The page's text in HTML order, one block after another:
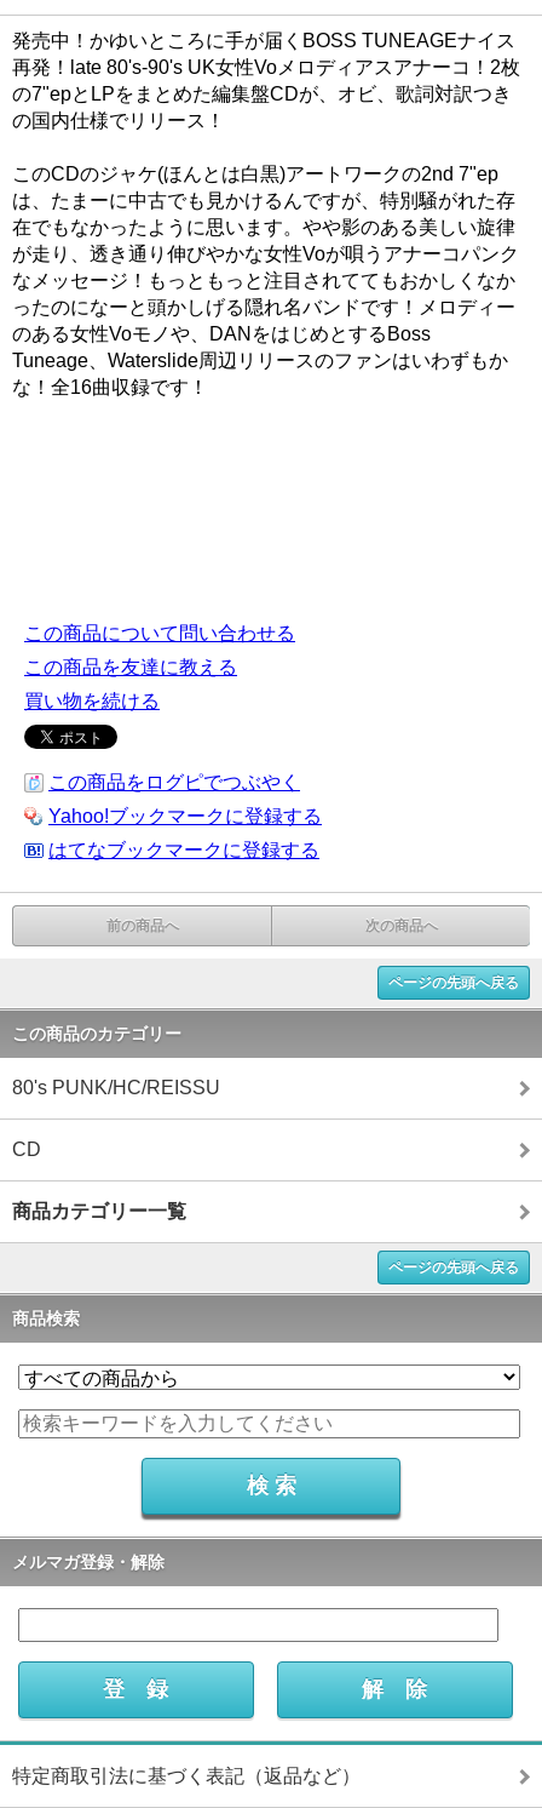
発売中！かゆいところに手が届くBOSS TUNEAGEナイス
再発！late 80's-90's UK女性Voメロディアスアナーコ！2枚
の7"epとLPをまとめた編集盤CDが、オビ、歌詞対訳つき
の国内仕様でリリース！
このCDのジャケ(ほんとは白黒)アートワークの2nd 7"ep
は、たまーに中古でも見かけるんですが、特別騒がれた存
在でもなかったように思います。やや影のある美しい旋律
が走り、透き通り伸びやかな女性Voが唄うアナーコパンク
なメッセージ！もっともっと注目されててもおかしくなか
ったのになーと頭かしげる隠れ名バンドです！メロディー
のある女性Voモノや、DANをはじめとするBoss
Tuneage、Waterslide周辺リリースのファンはいわずもか
な！全16曲収録です！
この商品について問い合わせる
この商品を友達に教える
買い物を続ける
この商品をログピでつぶやく
Yahoo!ブックマークに登録する
はてなブックマークに登録する
前の商品へ 次の商品へ
ページの先頭へ戻る
この商品のカテゴリー
80's PUNK/HC/REISSU
CD
商品カテゴリー一覧
ページの先頭へ戻る
商品検索
メルマガ登録・解除
特定商取引法に基づく表記（返品など）